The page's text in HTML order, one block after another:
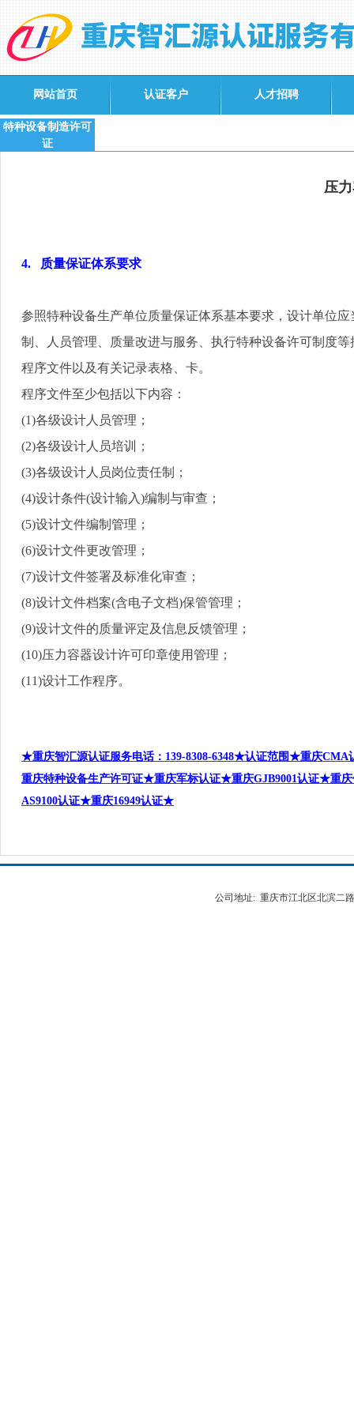
网站首页 认证客户 人才招聘
特种设备制造许可
证
压
4. 质量保证体系要求
参照特种设备生产单位质量保证体系基本要求，设计单位
制、人员管理、质量改进与服务、执行特种设备许可制度
程序文件以及有关记录表格、卡。
程序文件至少包括以下内容：
(1)各级设计人员管理；
(2)各级设计人员培训；
(3)各级设计人员岗位责任制；
(4)设计条件(设计输入)编制与审查；
(5)设计文件编制管理；
(6)设计文件更改管理；
(7)设计文件签署及标准化审查；
(8)设计文件档案(含电子文档)保管管理；
(9)设计文件的质量评定及信息反馈管理；
(10)压力容器设计许可印章使用管理；
(11)设计工作程序。
★重庆智汇源认证服务电话： 139-8308-6348★认证范围★重庆CMA
重庆特种设备生产许可证★重庆军标认证★重庆GJB9001认证★重
AS9100认证★重庆16949认证★
公司地址: 重庆市江北区北滨二